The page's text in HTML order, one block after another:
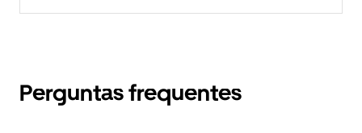
Perguntas frequentes